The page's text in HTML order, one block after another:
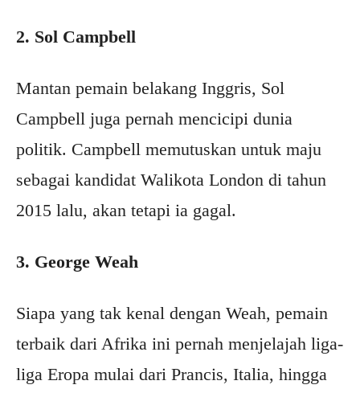
2. Sol Campbell
Mantan pemain belakang Inggris, Sol
Campbell juga pernah mencicipi dunia
politik. Campbell memutuskan untuk maju
sebagai kandidat Walikota London di tahun
2015 lalu, akan tetapi ia gagal.
3. George Weah
Siapa yang tak kenal dengan Weah, pemain
terbaik dari Afrika ini pernah menjelajah liga-
liga Eropa mulai dari Prancis, Italia, hingga